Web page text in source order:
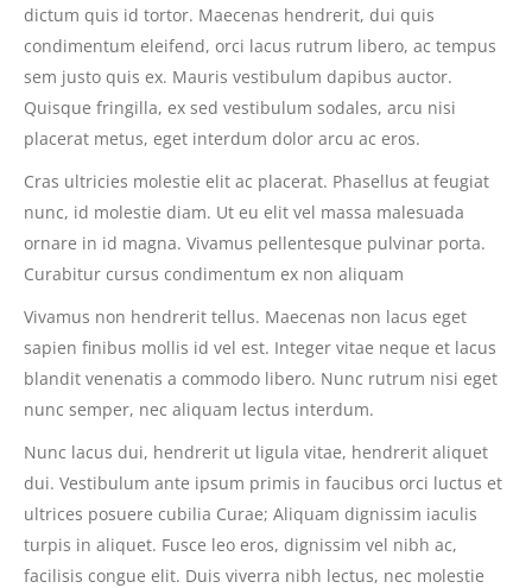
dictum quis id tortor. Maecenas hendrerit, dui quis
condimentum eleifend, orci lacus rutrum libero, ac tempus
sem justo quis ex. Mauris vestibulum dapibus auctor.
Quisque fringilla, ex sed vestibulum sodales, arcu nisi
placerat metus, eget interdum dolor arcu ac eros.
Cras ultricies molestie elit ac placerat. Phasellus at feugiat
nunc, id molestie diam. Ut eu elit vel massa malesuada
ornare in id magna. Vivamus pellentesque pulvinar porta.
Curabitur cursus condimentum ex non aliquam
Vivamus non hendrerit tellus. Maecenas non lacus eget
sapien finibus mollis id vel est. Integer vitae neque et lacus
blandit venenatis a commodo libero. Nunc rutrum nisi eget
nunc semper, nec aliquam lectus interdum.
Nunc lacus dui, hendrerit ut ligula vitae, hendrerit aliquet
dui. Vestibulum ante ipsum primis in faucibus orci luctus et
ultrices posuere cubilia Curae; Aliquam dignissim iaculis
turpis in aliquet. Fusce leo eros, dignissim vel nibh ac,
facilisis congue elit. Duis viverra nibh lectus, nec molestie